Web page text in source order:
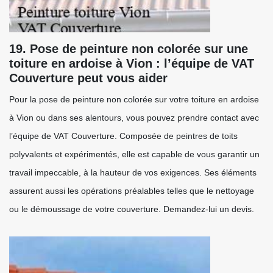
19. Pose de peinture non colorée sur une
toiture en ardoise à Vion : l’équipe de VAT
Couverture peut vous aider
Pour la pose de peinture non colorée sur votre toiture en ardoise
à Vion ou dans ses alentours, vous pouvez prendre contact avec
l’équipe de VAT Couverture. Composée de peintres de toits
polyvalents et expérimentés, elle est capable de vous garantir un
travail impeccable, à la hauteur de vos exigences. Ses éléments
assurent aussi les opérations préalables telles que le nettoyage
ou le démoussage de votre couverture. Demandez-lui un devis.